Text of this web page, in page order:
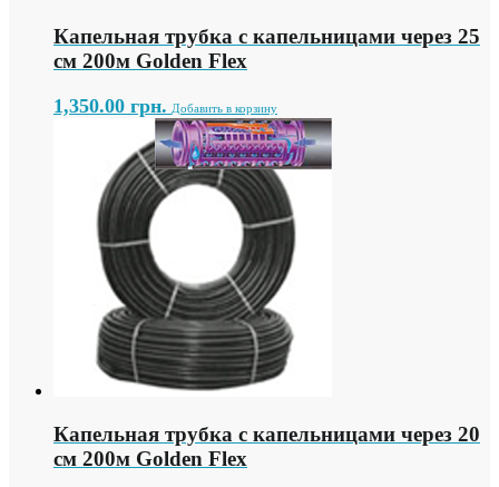
Капельная трубка с капельницами через 25
см 200м Golden Flex
1,350.00 грн. Добавить в корзину
Капельная трубка с капельницами через 20
см 200м Golden Flex